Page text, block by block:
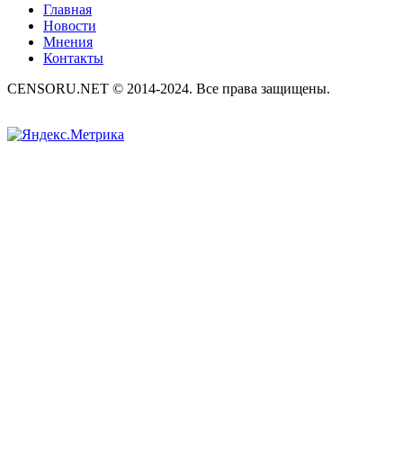
Главная
Новости
Мнения
Контакты
CENSORU.NET © 2014-2024. Все права защищены.